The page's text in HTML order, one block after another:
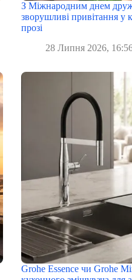
З Міжнародним днем
зворушливі привітання у
прозі
28 Липня 2026,
Grohe Essence чи Grohe